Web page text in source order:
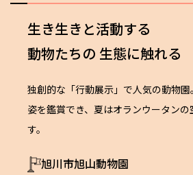
生き生きと活動する
動物たちの 生態に触れる
独創的な「行動展示」で人気の動物
姿を鑑賞でき、夏はオランウータン
す。
旭川市旭山動物園